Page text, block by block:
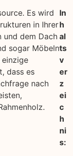
Es wird
in Ihrer
und dem Dach
sogar Möbeln
einzige
dass es
nach
In
h
al
ts
v
er
z
ei
c
h
ni
s: